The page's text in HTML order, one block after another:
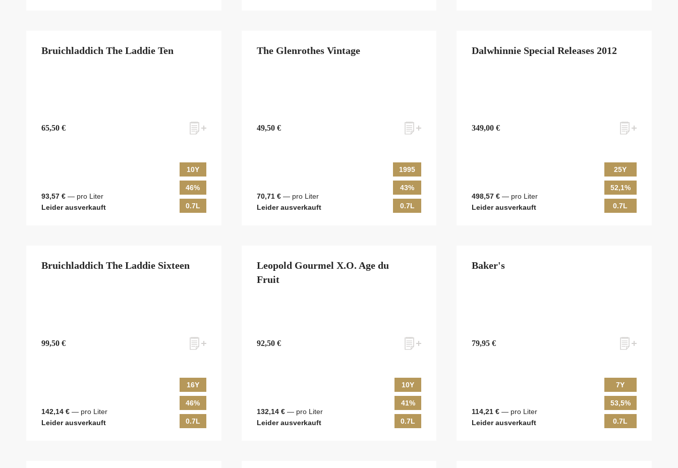
Bruichladdich The Laddie Ten
65,50 €
93,57 € — pro Liter
Leider ausverkauft
10Y
46%
0.7L
The Glenrothes Vintage
49,50 €
70,71 €— pro Liter
Leider ausverkauft
1995
43%
0.7L
Dalwhinnie Special Releases 2012
349,00 €
498,57 € — pro Liter
Leider ausverkauft
25Y
52,1%
0.7L
Bruichladdich The Laddie Sixteen
99,50 €
142,14 € — pro Liter
Leider ausverkauft
16Y
46%
0.7L
Leopold Gourmel X.O. Age du
Fruit
92,50 €
132,14 €— pro Liter
Leider ausverkauft
10Y
41%
0.7L
Baker's
79,95 €
114,21 € — pro Liter
Leider ausverkauft
7Y
53,5%
0.7L